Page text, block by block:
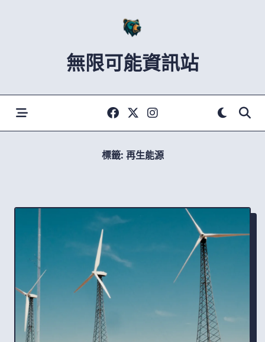
無限可能資訊站
標籤: 再生能源